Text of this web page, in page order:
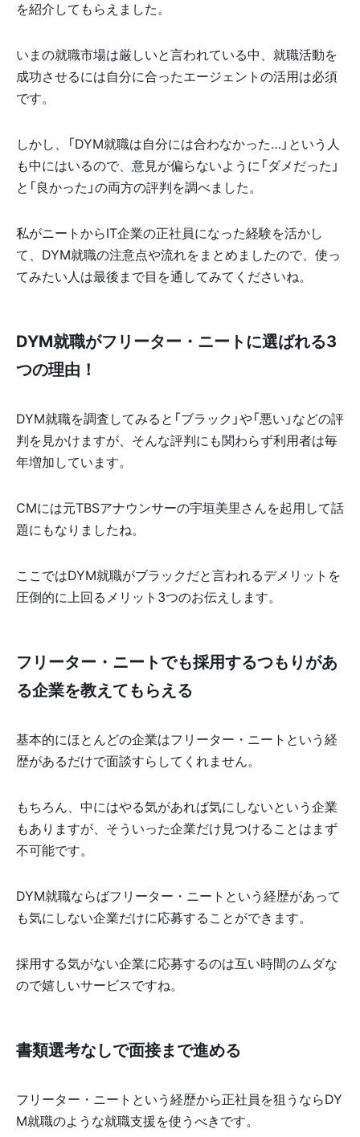
を紹介してもらえました。
いまの就職市場は厳しいと言われている中、就職活動を
成功させるには自分に合ったエージェントの活用は必須
です。
しかし、「DYM就職は自分には合わなかった…」という人
も中にはいるので、意見が偏らないように「ダメだった」
と「良かった」の両方の評判を調べました。
私がニートからIT企業の正社員になった経験を活かし
て、DYM就職の注意点や流れをまとめましたので、使っ
てみたい人は最後まで目を通してみてくださいね。
DYM就職がフリーター・ニートに選ばれる3
つの理由！
DYM就職を調査してみると「ブラック」や「悪い」などの評
判を見かけますが、そんな評判にも関わらず利用者は毎
年増加しています。
CMには元TBSアナウンサーの宇垣美里さんを起用して話
題にもなりましたね。
ここではDYM就職がブラックだと言われるデメリットを
圧倒的に上回るメリット3つのお伝えします。
フリーター・ニートでも採用するつもりがあ
る企業を教えてもらえる
基本的にほとんどの企業はフリーター・ニートという経
歴があるだけで面談すらしてくれません。
もちろん、中にはやる気があれば気にしないという企業
もありますが、そういった企業だけ見つけることはまず
不可能です。
DYM就職ならばフリーター・ニートという経歴があって
も気にしない企業だけに応募することができます。
採用する気がない企業に応募するのは互い時間のムダな
ので嬉しいサービスですね。
書類選考なしで面接まで進める
フリーター・ニートという経歴から正社員を狙うならDY
M就職のような就職支援を使うべきです。